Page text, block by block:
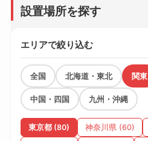
設置場所を探す
エリアで絞り込む
全国 北海道・東北 関東
中国・四国 九州・沖縄
東京都 (80) 神奈川県 (60)